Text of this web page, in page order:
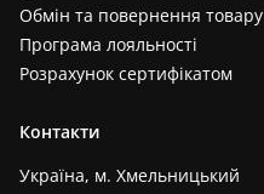
Обмін та повернення товару
Програма лояльності
Розрахунок сертифікатом
Контакти
Україна, м. Хмельницький